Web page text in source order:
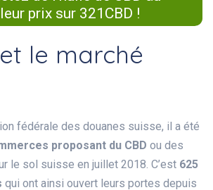
prix sur 321CBD !
le marché
fédérale des douanes suisse, il a été
proposant du CBD ou des
le sol suisse en juillet 2018. C’est 625
qui ont ainsi ouvert leurs portes depuis